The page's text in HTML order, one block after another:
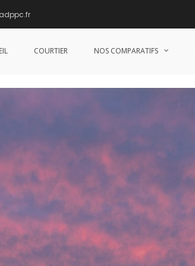
COURTIER NOS COMPARATIFS
de prêt